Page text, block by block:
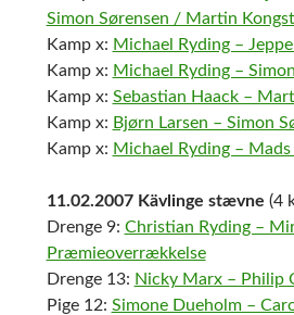
Simon Sørensen / Martin
Kamp x: Michael Ryding –
Kamp x: Michael Ryding –
Kamp x: Sebastian Haack –
Kamp x: Bjørn Larsen – Simon
Kamp x: Michael Ryding – Mads
11.02.2007 Kävlinge stævne (4
Drenge 9: Christian Ryding –
Præmieoverrækkelse
Drenge 13: Nicky Marx – Philip
Pige 12: Simone Dueholm –